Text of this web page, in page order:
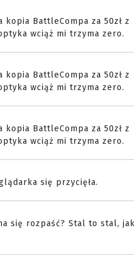
kopia BattleCompa za 50zł z
wciąż mi trzyma zero.
kopia BattleCompa za 50zł z
wciąż mi trzyma zero.
kopia BattleCompa za 50zł z
wciąż mi trzyma zero.
się przycięła.
się rozpaść? Stal to stal, jak